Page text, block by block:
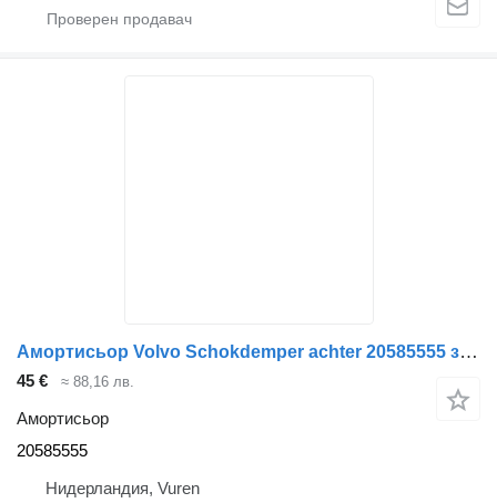
Амортисьор Volvo Schokdemper achter 20585555 за камион
45 € ≈ 88,16 лв.
Амортисьор
20585555
Нидерландия, Vuren